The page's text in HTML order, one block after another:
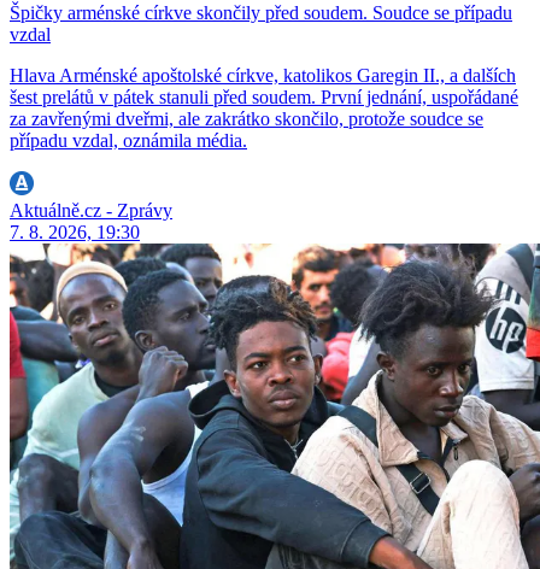
Špičky arménské církve skončily před soudem. Soudce se případu
vzdal
Hlava Arménské apoštolské církve, katolikos Garegin II., a dalších
šest prelátů v pátek stanuli před soudem. První jednání, uspořádané
za zavřenými dveřmi, ale zakrátko skončilo, protože soudce se
případu vzdal, oznámila média.
Aktuálně.cz - Zprávy
7. 8. 2026, 19:30